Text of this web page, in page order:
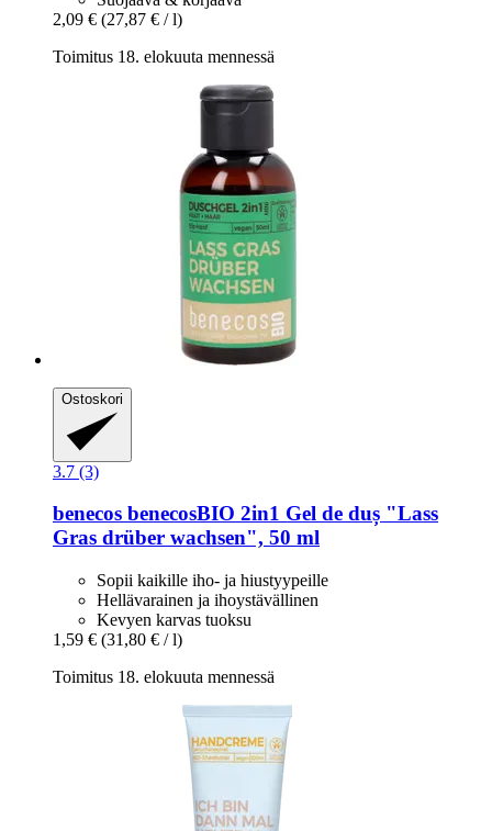
2,09 € (27,87 € / l)
Toimitus 18. elokuuta mennessä
Ostoskori
3.7 (3)
benecos benecosBIO 2in1 Gel de duș "Lass
Gras drüber wachsen", 50 ml
Sopii kaikille iho- ja hiustyypeille
Hellävarainen ja ihoystävällinen
Kevyen karvas tuoksu
1,59 € (31,80 € / l)
Toimitus 18. elokuuta mennessä